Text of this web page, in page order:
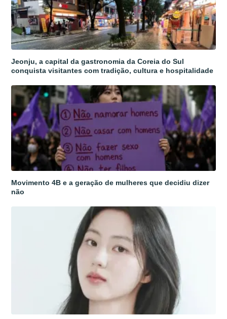
Jeonju, a capital da gastronomia da Coreia do Sul
conquista visitantes com tradição, cultura e hospitalidade
Movimento 4B e a geração de mulheres que decidiu dizer
não